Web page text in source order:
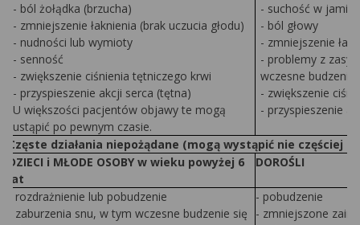
- ból żołądka (brzucha)
- zmniejszenie łaknienia (brak uczucia głodu)
- nudności lub wymioty
- senność
- zwiększenie ciśnienia tętniczego krwi
- przyspieszenie akcji serca (tętna)
U większości pacjentów objawy te mogą
ustąpić po pewnym czasie.
- suchość w jamie
- ból głowy
- zmniejszenie
- problemy z
wczesne budzenie
- zwiększenie
- przyspieszenie
Częste działania niepożądane (mogą wystąpić nie częściej
DZIECI i MŁODE OSOBY w wieku powyżej 6
lat
DOROŚLI
- rozdrażnienie lub pobudzenie
- zaburzenia snu, w tym wczesne budzenie się
- pobudzenie
- zmniejszone